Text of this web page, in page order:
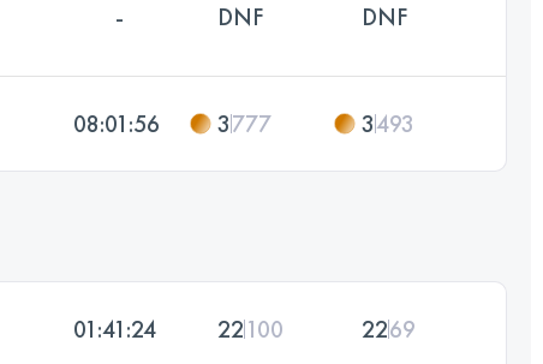
- DNF DNF
08:01:56 3777 3493
01:41:24 22100 2269